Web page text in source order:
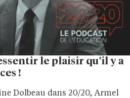
le plaisir qu’il y a
!
Dolbeau dans 20/20, Armel